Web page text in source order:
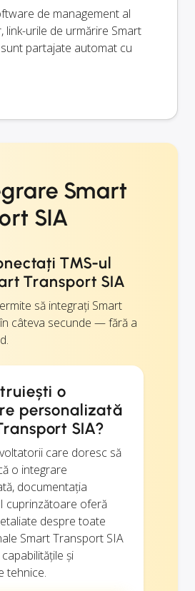
de management al
urile de urmărire Smart
partajate automat cu
Smart
SIA
TMS-ul
Transport SIA
să integrați Smart
câteva secunde — fără a
o
personalizată
SIA?
care doresc să
o integrare
documentația
cuprinzătoare oferă
despre toate
Smart Transport SIA
și
tehnice.